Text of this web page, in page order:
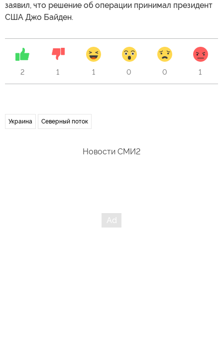
заявил, что решение об операции принимал президент
США Джо Байден.
2 1 1 0 0 1
Украина Северный поток
Новости СМИ2